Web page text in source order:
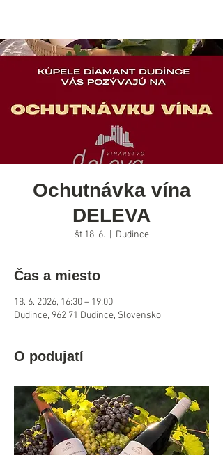
Ochutnávka vína
DELEVA
št 18. 6. Dudince
Čas a miesto
18. 6. 2026, 16:30 – 19:00
Dudince, 962 71 Dudince, Slovensko
O podujatí